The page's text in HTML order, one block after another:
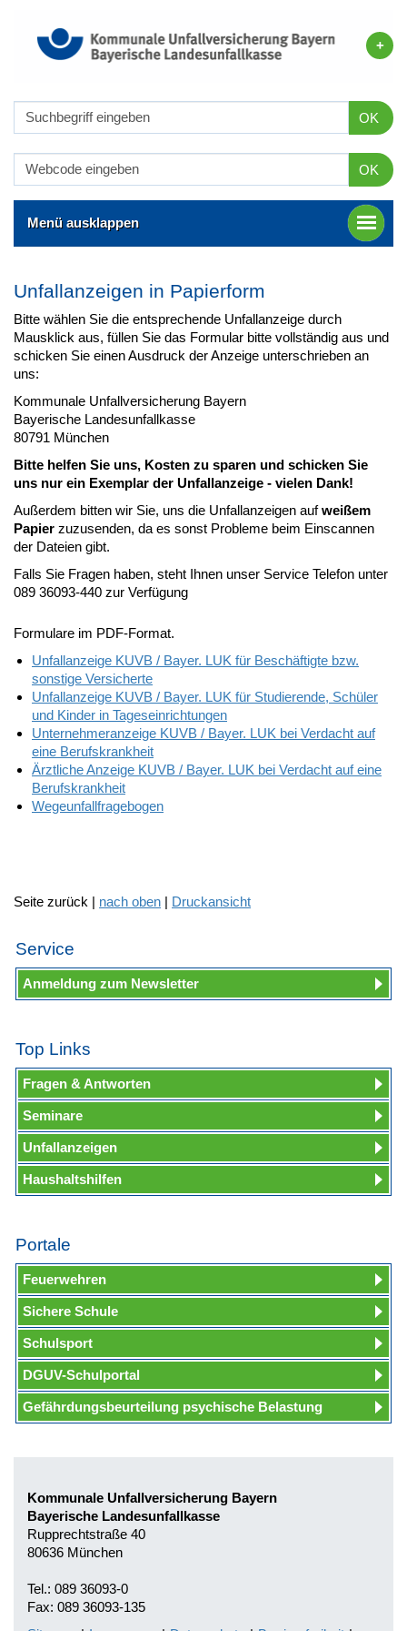
OK
OK
Menü ausklappen
Unfallanzeigen in Papierform
Bitte wählen Sie die entsprechende Unfallanzeige durch
Mausklick aus, füllen Sie das Formular bitte vollständig aus und
schicken Sie einen Ausdruck der Anzeige unterschrieben an
uns:
Kommunale Unfallversicherung Bayern
Bayerische Landesunfallkasse
80791 München
Bitte helfen Sie uns, Kosten zu sparen und schicken Sie
uns nur ein Exemplar der Unfallanzeige - vielen Dank!
Außerdem bitten wir Sie, uns die Unfallanzeigen aufweißem
Papier zuzusenden, da es sonst Probleme beim Einscannen
der Dateien gibt.
Falls Sie Fragen haben, steht Ihnen unser Service Telefon unter
089 36093-440 zur Verfügung
Formulare im PDF-Format.
Unfallanzeige KUVB / Bayer. LUK für Beschäftigte bzw.
sonstige Versicherte
Unfallanzeige KUVB / Bayer. LUK für Studierende, Schüler
und Kinder in Tageseinrichtungen
Unternehmeranzeige KUVB / Bayer. LUK bei Verdacht auf
eine Berufskrankheit
Ärztliche Anzeige KUVB / Bayer. LUK bei Verdacht auf eine
Berufskrankheit
Wegeunfallfragebogen
Seite zurück | nach oben | Druckansicht
Service
Anmeldung zum Newsletter
Top Links
Fragen & Antworten
Seminare
Unfallanzeigen
Haushaltshilfen
Portale
Feuerwehren
Sichere Schule
Schulsport
DGUV-Schulportal
Gefährdungsbeurteilung psychische Belastung
Kommunale Unfallversicherung Bayern
Bayerische Landesunfallkasse
Rupprechtstraße 40
80636 München
Tel.: 089 36093-0
Fax: 089 36093-135